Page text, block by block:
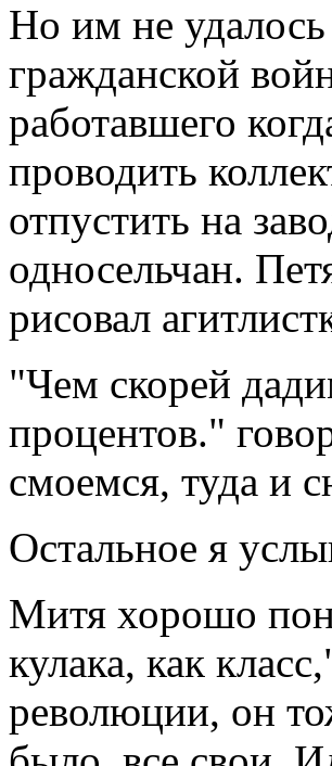
Но им не удалось
гражданской
работавшего
проводить
отпустить на
односельчан.
рисовал
"Чем скорей
процентов."
смоемся, туда и
Остальное я
Митя хорошо
кулака, как
революции, он